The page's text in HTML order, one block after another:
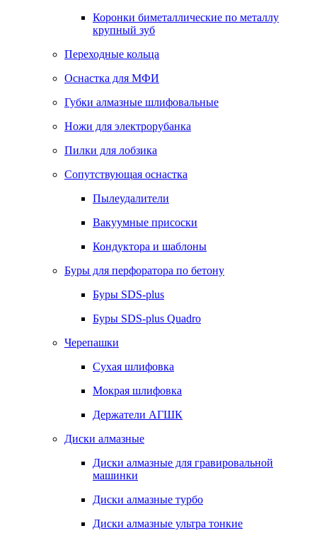
Коронки биметаллические по металлу
крупный зуб
Переходные кольца
Оснастка для МФИ
Губки алмазные шлифовальные
Ножи для электрорубанка
Пилки для лобзика
Сопутствующая оснастка
Пылеудалители
Вакуумные присоски
Кондуктора и шаблоны
Буры для перфоратора по бетону
Буры SDS-plus
Буры SDS-plus Quadro
Черепашки
Сухая шлифовка
Мокрая шлифовка
Держатели АГШК
Диски алмазные
Диски алмазные для гравировальной
машинки
Диски алмазные турбо
Диски алмазные ультра тонкие